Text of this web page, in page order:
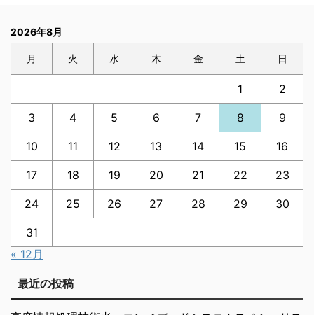
2026年8月
月 火 水 木 金 土 日
1 2
3 4 5 6 7 8 9
10 11 12 13 14 15 16
17 18 19 20 21 22 23
24 25 26 27 28 29 30
31
« 12月
最近の投稿